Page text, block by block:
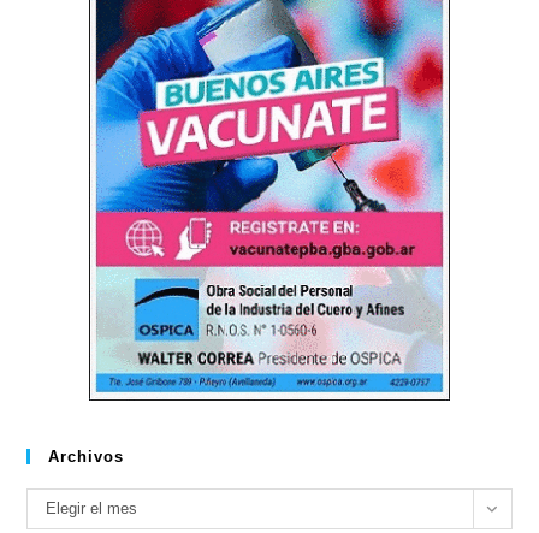
Archivos
Archivos
Elegir el mes